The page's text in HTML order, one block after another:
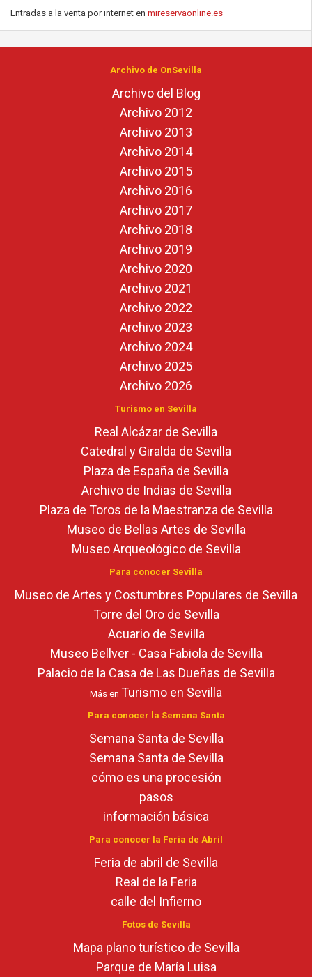
Entradas a la venta por internet en mireservaonline.es
Archivo de OnSevilla
Archivo del Blog
Archivo 2012
Archivo 2013
Archivo 2014
Archivo 2015
Archivo 2016
Archivo 2017
Archivo 2018
Archivo 2019
Archivo 2020
Archivo 2021
Archivo 2022
Archivo 2023
Archivo 2024
Archivo 2025
Archivo 2026
Turismo en Sevilla
Real Alcázar de Sevilla
Catedral y Giralda de Sevilla
Plaza de España de Sevilla
Archivo de Indias de Sevilla
Plaza de Toros de la Maestranza de Sevilla
Museo de Bellas Artes de Sevilla
Museo Arqueológico de Sevilla
Para conocer Sevilla
Museo de Artes y Costumbres Populares de Sevilla
Torre del Oro de Sevilla
Acuario de Sevilla
Museo Bellver - Casa Fabiola de Sevilla
Palacio de la Casa de Las Dueñas de Sevilla
Más en Turismo en Sevilla
Para conocer la Semana Santa
Semana Santa de Sevilla
Semana Santa de Sevilla
cómo es una procesión
pasos
información básica
Para conocer la Feria de Abril
Feria de abril de Sevilla
Real de la Feria
calle del Infierno
Fotos de Sevilla
Mapa plano turístico de Sevilla
Parque de María Luisa